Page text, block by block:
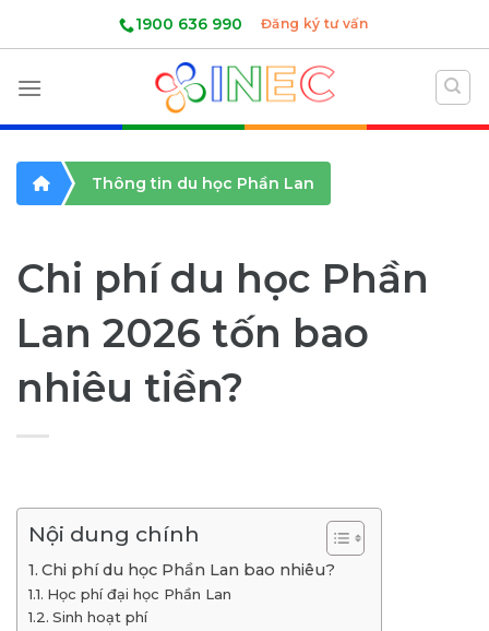
1900 636 990 Đăng ký tư vấn
Thông tin du học Phần Lan
Chi phí du học Phần
Lan 2026 tốn bao
nhiêu tiền?
Nội dung chính
Chi phí du học Phần Lan bao nhiêu?
Học phí đại học Phần Lan
Sinh hoạt phí